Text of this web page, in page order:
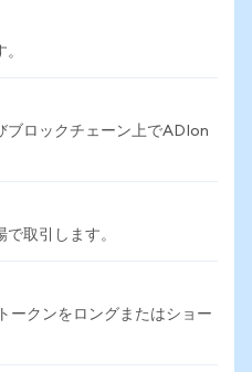
ブロックチェーン上でADIon
取引します。
ークンをロングまたはショー